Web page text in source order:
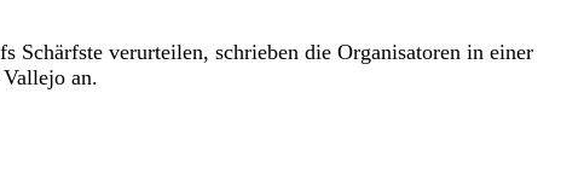
Schärfste verurteilen, schrieben die Organisatoren in einer
an.